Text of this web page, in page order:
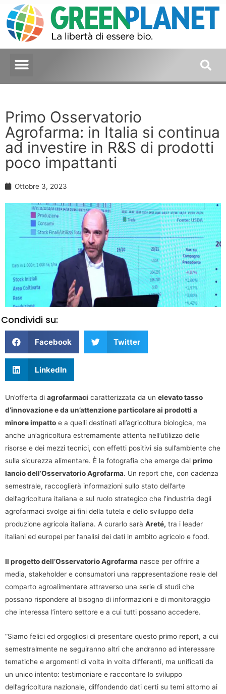
Primo Osservatorio
Agrofarma: in Italia si continua
ad investire in R&S di prodotti
poco impattanti
Ottobre 3, 2023
Condividi su:
Facebook Twitter
LinkedIn
Un’offerta di agrofarmaci caratterizzata da un elevato tasso
d’innovazione e da un’attenzione particolare ai prodotti a
minore impatto e a quelli destinati all’agricoltura biologica, ma
anche un’agricoltura estremamente attenta nell’utilizzo delle
risorse e dei mezzi tecnici, con effetti positivi sia sull’ambiente che
sulla sicurezza alimentare. È la fotografia che emerge dal primo
lancio dell’Osservatorio Agrofarma. Un report che, con cadenza
semestrale, raccoglierà informazioni sullo stato dell’arte
dell’agricoltura italiana e sul ruolo strategico che l’industria degli
agrofarmaci svolge ai fini della tutela e dello sviluppo della
produzione agricola italiana. A curarlo sarà Areté, tra i leader
italiani ed europei per l’analisi dei dati in ambito agricolo e food.
Il progetto dell’Osservatorio Agrofarma nasce per offrire a
media, stakeholder e consumatori una rappresentazione reale del
comparto agroalimentare attraverso una serie di studi che
possano rispondere al bisogno di informazioni e di monitoraggio
che interessa l’intero settore e a cui tutti possano accedere.
“Siamo felici ed orgogliosi di presentare questo primo report, a cui
semestralmente ne seguiranno altri che andranno ad interessare
tematiche e argomenti di volta in volta differenti, ma unificati da
un unico intento: testimoniare e raccontare lo sviluppo
dell’agricoltura nazionale, diffondendo dati certi su temi attorno ai